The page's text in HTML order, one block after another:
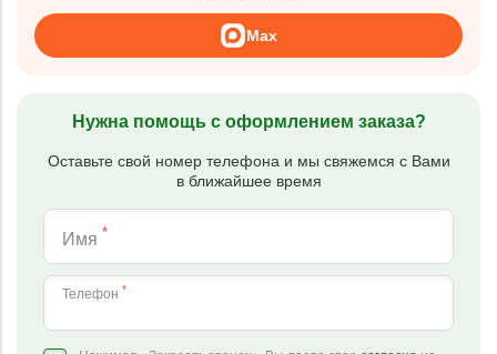
Max
Нужна помощь с оформлением заказа?
Оставьте свой номер телефона и мы свяжемся с Вами
в ближайшее время
Имя *
Телефон *